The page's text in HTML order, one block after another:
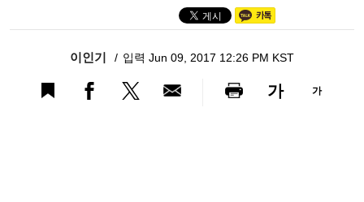
이인기 입력 Jun 09, 2017 12:26 PM KST
가 가